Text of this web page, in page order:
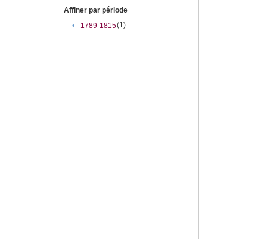
Affiner par période
•
1789-1815(1)